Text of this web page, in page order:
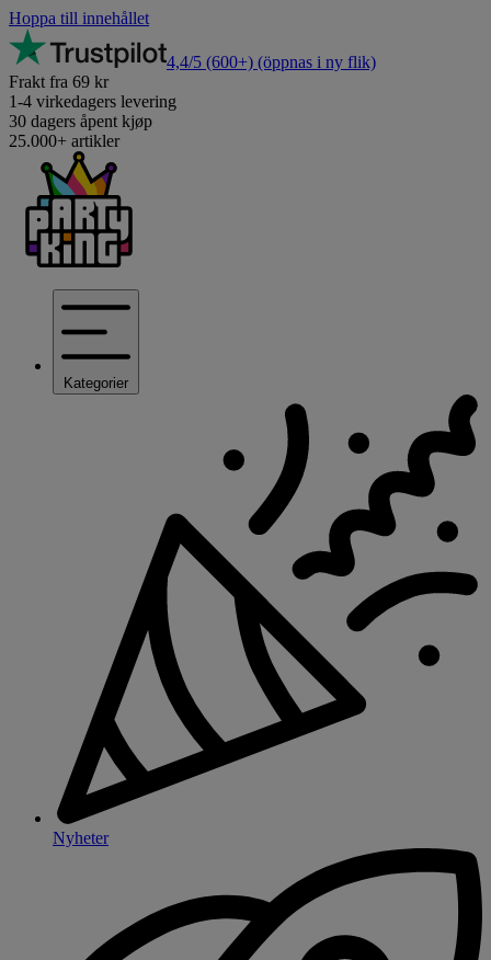
Hoppa till innehållet
4,4/5 (600+) (öppnas i ny flik)
Frakt fra 69 kr
1-4 virkedagers levering
30 dagers åpent kjøp
25.000+ artikler
Kategorier
Nyheter